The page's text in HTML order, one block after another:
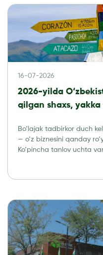
16-07-2026
2026-yilda
qilgan shaxs,
kerak?
Bo‘lajak tadbirkor duch
— o‘z biznesini qanday
Ko‘pincha tanlov uchta